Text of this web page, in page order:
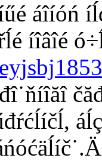
áîíóń
íîâîé